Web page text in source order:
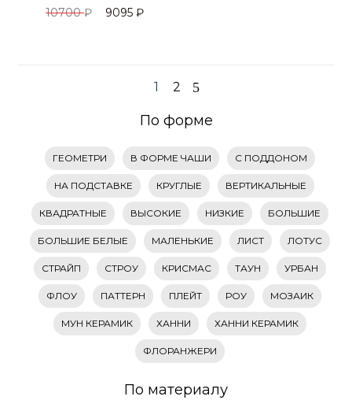
10700₽ 9095₽
1 2
По форме
ГЕОМЕТРИ В ФОРМЕ ЧАШИ С ПОДДОНОМ
НА ПОДСТАВКЕ КРУГЛЫЕ ВЕРТИКАЛЬНЫЕ
КВАДРАТНЫЕ ВЫСОКИЕ НИЗКИЕ БОЛЬШИЕ
БОЛЬШИЕ БЕЛЫЕ МАЛЕНЬКИЕ ЛИСТ ЛОТУС
СТРАЙП СТРОУ КРИСМАС ТАУН УРБАН
ФЛОУ ПАТТЕРН ПЛЕЙТ РОУ МОЗАИК
МУН КЕРАМИК ХАННИ ХАННИ КЕРАМИК
ФЛОРАНЖЕРИ
По материалу